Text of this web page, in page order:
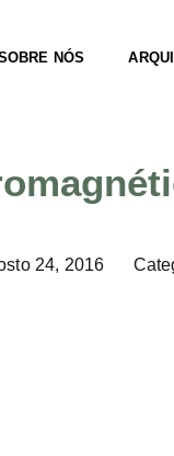
NÓS
24, 2016